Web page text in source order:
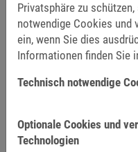
EN 81-20 / EN 81-50
EN ISO 13849
(Funktionale
Antrieben)
Damit unterstützen sie
Funktion und
Privatsphäre zu
notwendige Cookies und
ein, wenn Sie dies
Informationen finden Sie
Technisch notwendige
Optionale Cookies und
Technologien